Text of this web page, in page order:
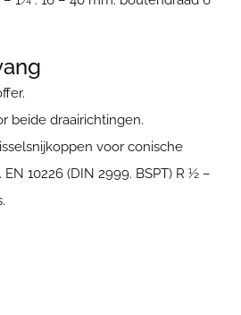
beide draairichtingen.
voor conische
EN 10226 (DIN 2999. BSPT) R ½ –